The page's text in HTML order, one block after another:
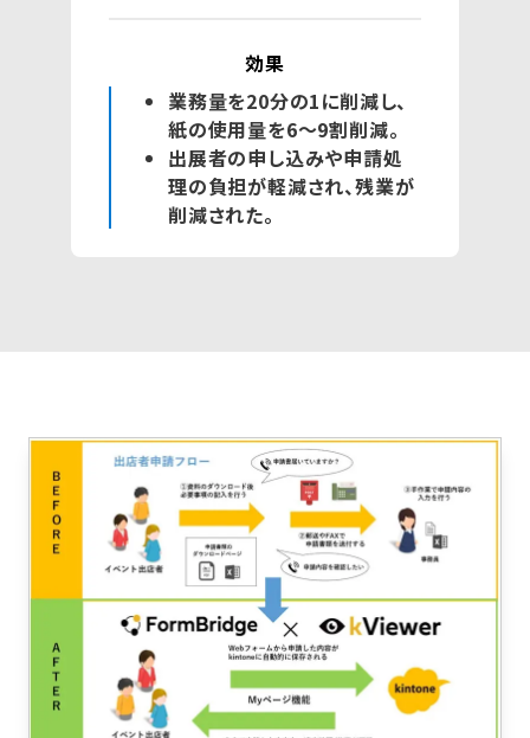
効果
業務量を20分の1に削減し、
紙の使用量を6～9割削減。
出展者の申し込みや申請処
理の負担が軽減され、残業が
削減された。